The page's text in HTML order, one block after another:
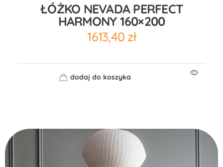
ŁÓŻKO NEVADA PERFECT
HARMONY 160×200
1613,40 zł
dodaj do koszyka